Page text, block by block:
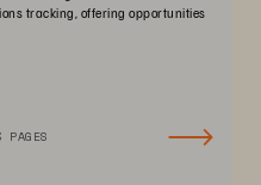
tracking, offering opportunities
PAGES